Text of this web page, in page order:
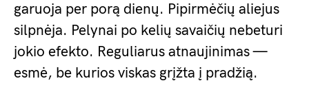
garuoja per porą dienų. Pipirmėčių aliejus
silpnėja. Pelynai po kelių savaičių nebeturi
jokio efekto. Reguliarus atnaujinimas —
esmė, be kurios viskas grįžta į pradžią.